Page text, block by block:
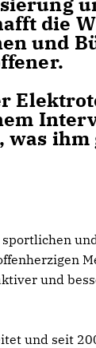
die
und
und
und seit